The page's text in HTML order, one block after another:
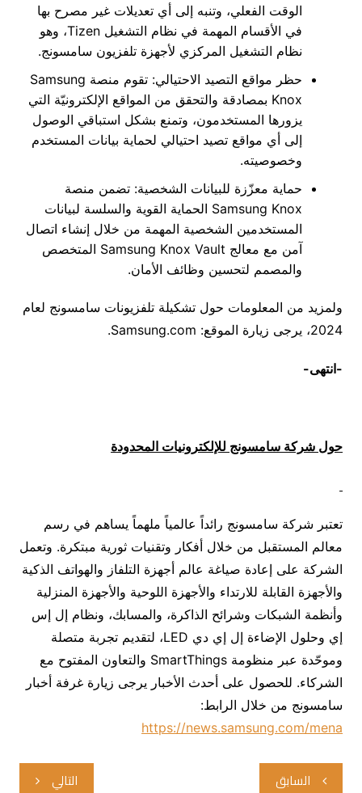
الوقت الفعلي، وتنبه إلى أي تعديلات غير مصرح بها
في الأقسام المهمة في نظام التشغيل Tizen، وهو
نظام التشغيل المركزي لأجهزة تلفزيون سامسونج.
حظر مواقع التصيد الاحتيالي: تقوم منصة Samsung
Knox بمصادقة والتحقق من المواقع الإلكترونيّة التي
يزورها المستخدمون، وتمنع بشكل استباقي الوصول
إلى أي مواقع تصيد احتيالي لحماية بيانات المستخدم
وخصوصيته.
حماية معزّزة للبيانات الشخصية: تضمن منصة
Samsung Knox الحماية القوية والسلسة لبيانات
المستخدمين الشخصية المهمة من خلال إنشاء اتصال
آمن مع معالج Samsung Knox Vault المتخصص
والمصمم لتحسين وظائف الأمان.
ولمزيد من المعلومات حول تشكيلة تلفزيونات سامسونج لعام
2024، يرجى زيارة الموقع: Samsung.com.
-انتهى-
حول شركة سامسونج للإلكترونيات المحدودة
تعتبر شركة سامسونج رائداً عالمياً ملهماً يساهم في رسم
معالم المستقبل من خلال أفكار وتقنيات ثورية مبتكرة. وتعمل
الشركة على إعادة صياغة عالم أجهزة التلفاز والهواتف الذكية
والأجهزة القابلة للارتداء والأجهزة اللوحية والأجهزة المنزلية
وأنظمة الشبكات وشرائح الذاكرة، والمسابك، ونظام إل إس
إي وحلول الإضاءة إل إي دي LED، لتقديم تجربة متصلة
وموحّدة عبر منظومة SmartThings والتعاون المفتوح مع
الشركاء. للحصول على أحدث الأخبار يرجى زيارة غرفة أخبار
سامسونج من خلال الرابط:
https://news.samsung.com/mena
تصفّح
السابق التالي